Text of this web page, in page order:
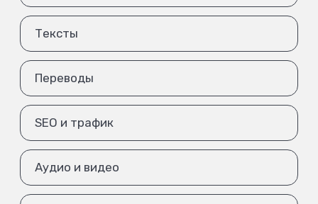
Тексты
Переводы
SEO и трафик
Аудио и видео